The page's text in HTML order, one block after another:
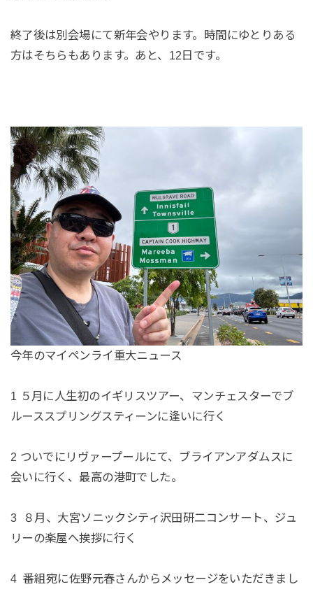
終了後は別会場にて新年会やります。時間にゆとりある
方はそちらもあります。あと、12日です。
今年のマイペンライ重大ニュース
1 ５月に人生初のイギリスツアー、マンチェスターでブ
ルーススプリングスティーンに逢いに行く
2 ついでにリヴァープールにて、ブライアンアダムスに
会いに行く、最高の港町でした。
3 ８月、大宮ソニックシティ沢田研二コンサート、ジュ
リーの楽屋へ挨拶に行く
4 番組宛に佐野元春さんからメッセージをいただきまし